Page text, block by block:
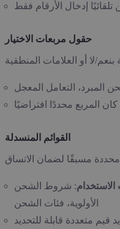
إدخال الأرقام فقط
حقول مربعات الاختيار
المبرد، التعامل المعجل
كان المربع محددًا افتراضيًا
القوائم المنسدلة
الاستخدام: شروط الشحن (FOB، CIF، إلخ)، مستويات
الأولوية، فئات الشحن
قيم متعددة قابلة للتحديد